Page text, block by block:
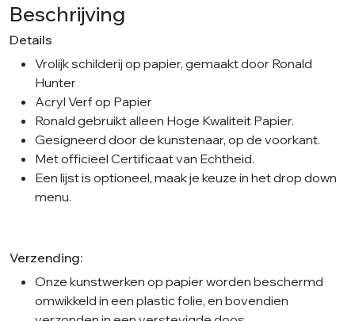
Beschrijving
Details
Vrolijk schilderij op papier, gemaakt door Ronald
Hunter
Acryl Verf op Papier
Ronald gebruikt alleen Hoge Kwaliteit Papier.
Gesigneerd door de kunstenaar, op de voorkant.
Met officieel Certificaat van Echtheid.
Een lijst is optioneel, maak je keuze in het drop down
menu.
Verzending:
Onze kunstwerken op papier worden beschermd
omwikkeld in een plastic folie, en bovendien